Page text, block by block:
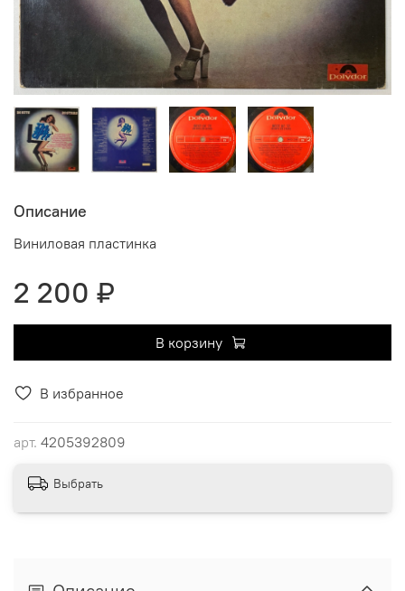
В избранное
арт. 4205392809
Описание
Виниловая пластинка
2 200 ₽
В корзину
Выбрать